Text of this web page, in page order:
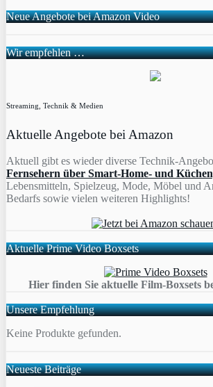
Neue Angebote bei Amazon Video
Wir empfehlen …
Streaming, Technik & Medien
Aktuelle Angebote bei Amazon
Aktuell gibt es wieder diverse Technik-
Fernsehern über Smart-Home- und
Lebensmitteln, Spielzeug, Mode, Möbel und
Bedarfs sowie vielen weiteren Highlights!
Aktuelle Prime Video Boxsets
Hier finden Sie aktuelle Film-Boxsets
Unsere Empfehlung
Keine Produkte gefunden.
Neueste Beiträge